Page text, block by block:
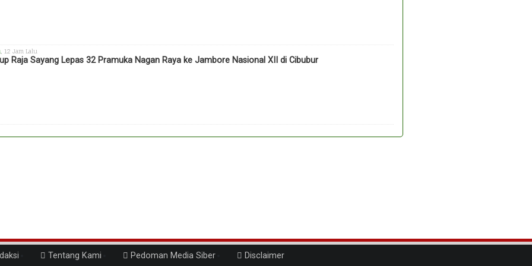
, 12 Jam Lalu
Raja Sayang Lepas 32 Pramuka Nagan Raya ke Jambore Nasional XII di Cibubur
Tentang Kami Pedoman Media Siber Disclaimer